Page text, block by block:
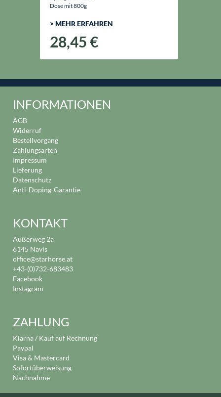
Dose mit 800g
> MEHR ERFAHREN
28,45 €
INFORMATIONEN
AGB
Widerruf
Bestellvorgang
Zahlungsarten
Impressum
Lieferung
Datenschutz
Anti-Doping-Garantie
KONTAKT
Außerweg 2a
6145 Navis
office@starhorse.at
+43-(0)732-683483
Facebook
Instagram
ZAHLUNG
Klarna / Kauf auf Rechnung
Paypal
Visa & Mastercard
Sofortüberweisung
Nachnahme